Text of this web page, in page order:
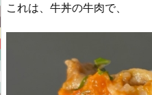
これは、牛丼の牛肉で、